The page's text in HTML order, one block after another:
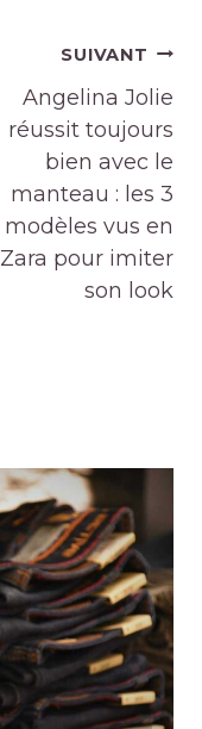
SUIVANT
Angelina Jolie
réussit toujours
bien avec le
manteau : les 3
modèles vus en
Zara pour imiter
son look